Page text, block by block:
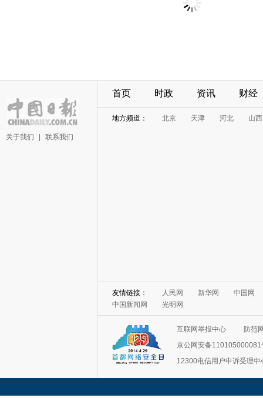
关于我们 联系我们
首页 时政 资讯 财经
地方频道： 北京 天津 河北 山西
友情链接： 人民网 新华网
中国网
中国新闻网
光明网
互联网举报中心
防范
京公网安备110105000081
12300电信用户申诉受理中